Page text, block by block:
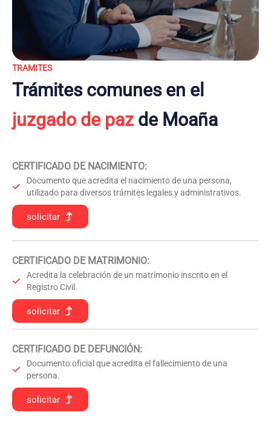
TRAMITES
Trámites comunes en el
juzgado de pazde Moaña
CERTIFICADO DE NACIMIENTO:
Documento que acredita el nacimiento de una persona,
utilizado para diversos trámites legales y administrativos.
solicitar
CERTIFICADO DE MATRIMONIO:
Acredita la celebración de un matrimonio inscrito en el
Registro Civil.
solicitar
CERTIFICADO DE DEFUNCIÓN:
Documento oficial que acredita el fallecimiento de una
persona.
solicitar